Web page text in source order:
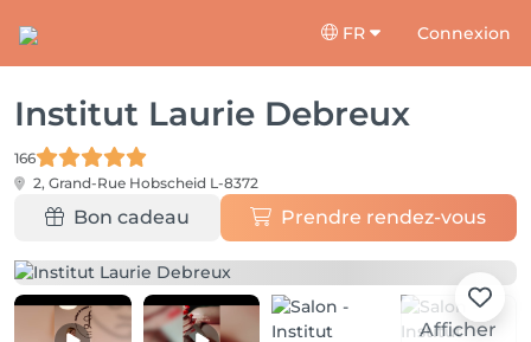
FR Connexion
Institut Laurie Debreux
166
2, Grand-Rue Hobscheid L-8372
Bon cadeau Prendre rendez-vous
Afficher